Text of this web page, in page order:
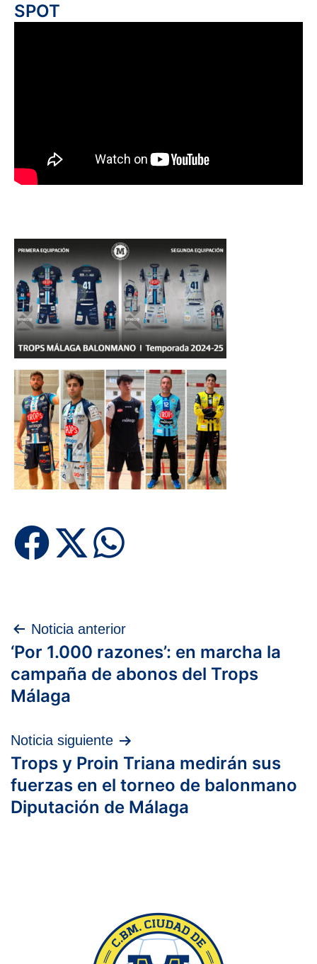
SPOT
Navegación
de
entradas
Noticia anterior
‘Por 1.000 razones’: en marcha la
campaña de abonos del Trops
Málaga
Noticia siguiente
Trops y Proin Triana medirán sus
fuerzas en el torneo de balonmano
Diputación de Málaga